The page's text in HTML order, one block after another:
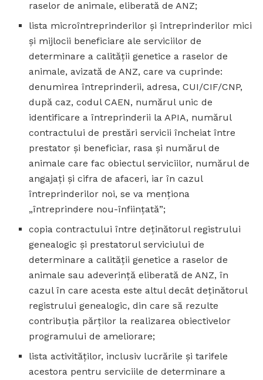
raselor de animale, eliberată de ANZ;
lista microîntreprinderilor şi întreprinderilor mici
şi mijlocii beneficiare ale serviciilor de
determinare a calităţii genetice a raselor de
animale, avizată de ANZ, care va cuprinde:
denumirea întreprinderii, adresa, CUI/CIF/CNP,
după caz, codul CAEN, numărul unic de
identificare a întreprinderii la APIA, numărul
contractului de prestări servicii încheiat între
prestator şi beneficiar, rasa şi numărul de
animale care fac obiectul serviciilor, numărul de
angajaţi şi cifra de afaceri, iar în cazul
întreprinderilor noi, se va menţiona
„întreprindere nou-înfiinţată”;
copia contractului între deţinătorul registrului
genealogic şi prestatorul serviciului de
determinare a calităţii genetice a raselor de
animale sau adeverinţă eliberată de ANZ, în
cazul în care acesta este altul decât deţinătorul
registrului genealogic, din care să rezulte
contribuţia părţilor la realizarea obiectivelor
programului de ameliorare;
lista activităţilor, inclusiv lucrările şi tarifele
acestora pentru serviciile de determinare a